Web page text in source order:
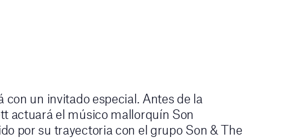
con un invitado especial. Antes de la
actuará el músico mallorquín Son
por su trayectoria con el grupo Son & The